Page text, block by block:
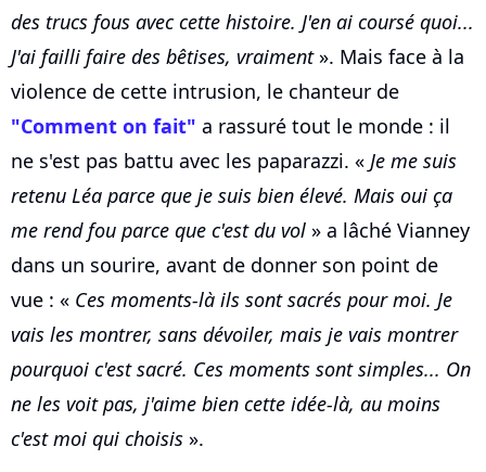
des trucs fous avec cette histoire. J'en ai coursé quoi...
J'ai failli faire des bêtises, vraiment». Mais face à la
violence de cette intrusion, le chanteur de
"Comment on fait" a rassuré tout le monde : il
ne s'est pas battu avec les paparazzi. « Je me suis
retenu Léa parce que je suis bien élevé. Mais oui ça
me rend fou parce que c'est du vol » a lâché Vianney
dans un sourire, avant de donner son point de
vue : « Ces moments-là ils sont sacrés pour moi. Je
vais les montrer, sans dévoiler, mais je vais montrer
pourquoi c'est sacré. Ces moments sont simples... On
ne les voit pas, j'aime bien cette idée-là, au moins
c'est moi qui choisis ».